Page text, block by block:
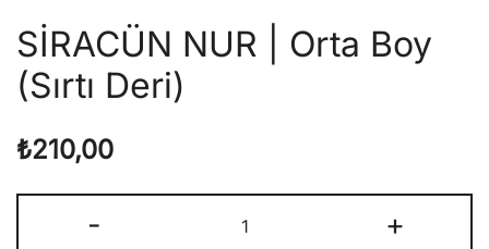
SİRACÜN NUR | Orta Boy
(Sırtı Deri)
₺210,00
-
NUR
+